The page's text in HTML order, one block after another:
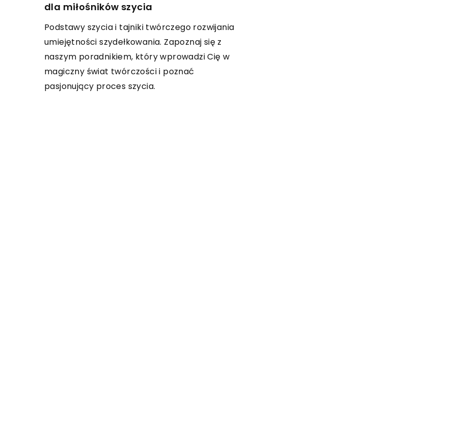
dla miłośników szycia
Podstawy szycia i tajniki twórczego rozwijania
umiejętności szydełkowania. Zapoznaj się z
naszym poradnikiem, który wprowadzi Cię w
magiczny świat twórczości i poznać
pasjonujący proces szycia.